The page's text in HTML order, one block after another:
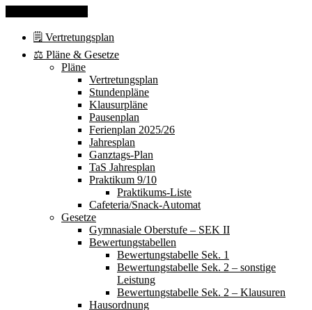
🗒 Vertretungsplan
⚖️ Pläne & Gesetze
Pläne
Vertretungsplan
Stundenpläne
Klausurpläne
Pausenplan
Ferienplan 2025/26
Jahresplan
Ganztags-Plan
TaS Jahresplan
Praktikum 9/10
Praktikums-Liste
Cafeteria/Snack-Automat
Gesetze
Gymnasiale Oberstufe – SEK II
Bewertungstabellen
Bewertungstabelle Sek. 1
Bewertungstabelle Sek. 2 – sonstige
Leistung
Bewertungstabelle Sek. 2 – Klausuren
Hausordnung